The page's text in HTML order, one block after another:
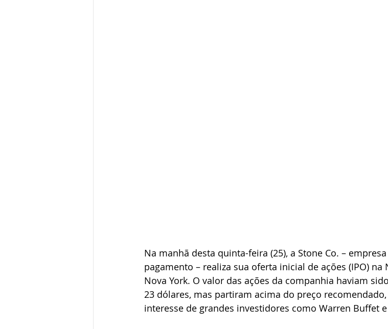
Na manhã desta quinta-feira (25), a Stone Co. –
pagamento – realiza sua oferta inicial de ações (IPO) na
Nova York. O valor das ações da companhia haviam
23 dólares, mas partiram acima do preço
interesse de grandes investidores como Warren Buffet